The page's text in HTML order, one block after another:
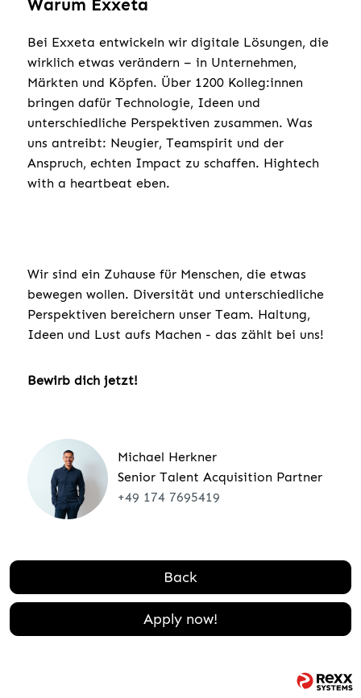
Warum Exxeta
Bei Exxeta entwickeln wir digitale Lösungen, die
wirklich etwas verändern – in Unternehmen,
Märkten und Köpfen. Über 1200 Kolleg:innen
bringen dafür Technologie, Ideen und
unterschiedliche Perspektiven zusammen. Was
uns antreibt: Neugier, Teamspirit und der
Anspruch, echten Impact zu schaffen. Hightech
with a heartbeat eben.
Wir sind ein Zuhause für Menschen, die etwas
bewegen wollen. Diversität und unterschiedliche
Perspektiven bereichern unser Team. Haltung,
Ideen und Lust aufs Machen - das zählt bei uns!
Bewirb dich jetzt!
Michael Herkner
Senior Talent Acquisition Partner
+49 174 7695419
Back
Apply now!